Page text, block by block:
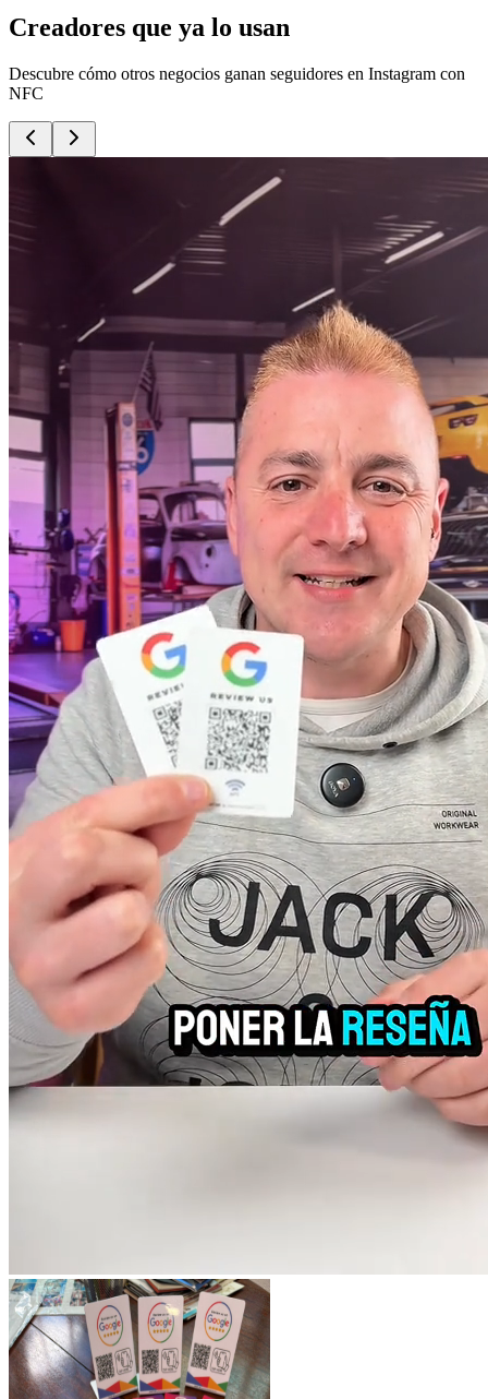
Creadores que ya lo usan
Descubre cómo otros negocios ganan seguidores en Instagram con
NFC